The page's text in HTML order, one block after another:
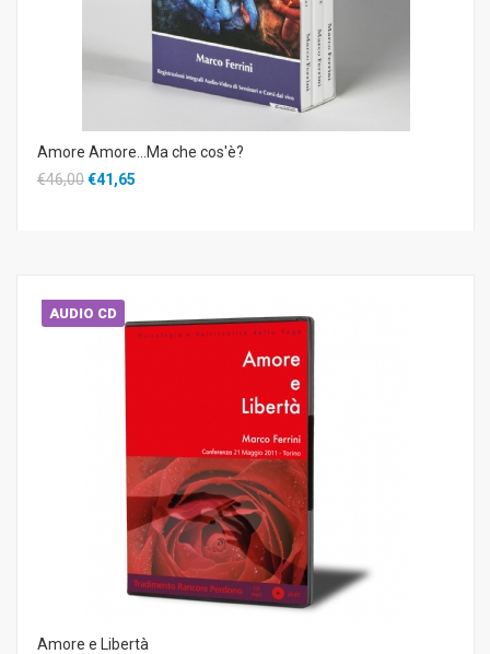
Amore Amore...Ma che cos'è?
€46,00€41,65
AUDIO CD
Amore e Libertà